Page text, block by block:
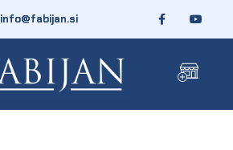
info@fabijan.si